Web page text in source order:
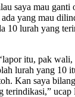
saya mau ganti
yang mau
10 lurah yang
itu, pak wali,
lurah yang 10
Kan saya
terindikasi,” ucap